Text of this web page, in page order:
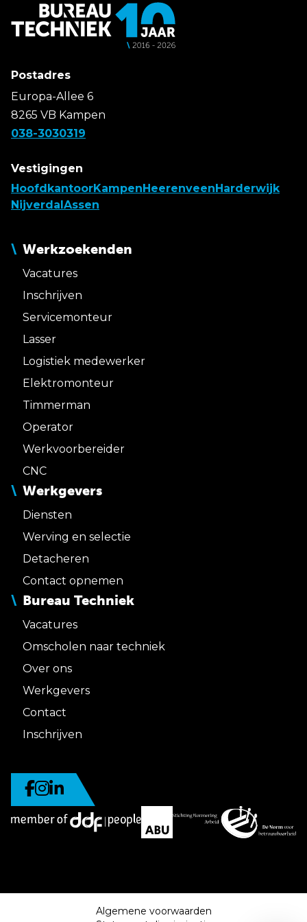
Postadres
Europa-Allee 6
8265 VB Kampen
038-3030319
Vestigingen
HoofdkantoorKampen Heerenveen Harderwijk
Nijverdal Assen
Werkzoekenden
Vacatures
Inschrijven
Servicemonteur
Lasser
Logistiek medewerker
Elektromonteur
Timmerman
Operator
Werkvoorbereider
CNC
Werkgevers
Diensten
Werving en selectie
Detacheren
Contact opnemen
Bureau Techniek
Vacatures
Omscholen naar techniek
Over ons
Werkgevers
Contact
Inschrijven
Algemene voorwaarden